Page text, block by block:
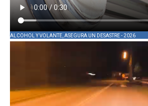
ALCOHOL Y VOLANTE, ASEGURA UN DESASTRE - 2026